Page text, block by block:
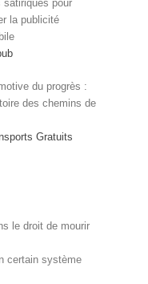
satiriques pour
la publicité
du progrès :
des chemins de
Gratuits
le droit de mourir
certain système